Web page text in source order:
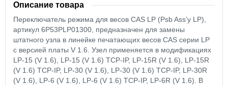
Описание товара
Переключатель режима для весов CAS LP (Psb Ass’y LP),
артикул 6P53PLP01300, предназначен для замены
штатного узла в линейке печатающих весов CAS серии LP
с версией платы V 1.6. Узел применяется в модификациях
LP-15 (V 1.6), LP-15 (V 1.6) TCP-IP, LP-15R (V 1.6), LP-15R
(V 1.6) TCP-IP, LP-30 (V 1.6), LP-30 (V 1.6) TCP-IP, LP-30R
(V 1.6), LP-6 (V 1.6), LP-6 (V 1.6) TCP-IP, LP-6R (V 1.6). В